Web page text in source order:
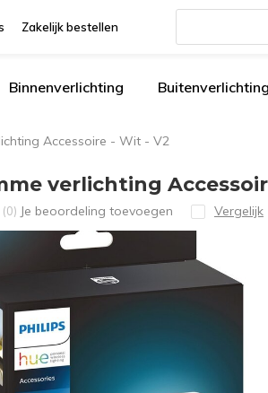
Zakelijk bestellen
pijltjes
om
beschikbaar
te
selecteren.
naar
Binnenverlichting Buitenverlichting
Accessoire - Wit - V2
verlichting
(0) Je beoordeling toevoegen Vergelijk